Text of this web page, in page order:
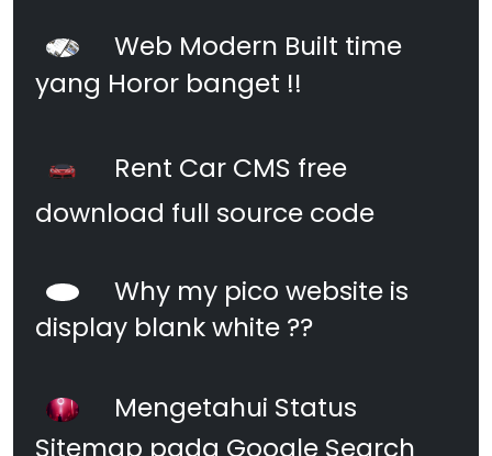
Web Modern Built time
yang Horor banget !!
Rent Car CMS free
download full source code
Why my pico website is
display blank white ??
Mengetahui Status
Sitemap pada Google Search